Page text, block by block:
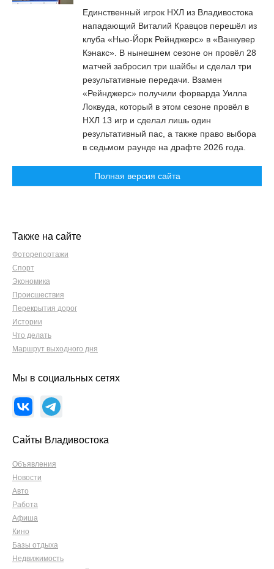
Единственный игрок НХЛ из Владивостока
нападающий Виталий Кравцов перешёл из
клуба «Нью-Йорк Рейнджерс» в «Ванкувер
Кэнакс». В нынешнем сезоне он провёл 28
матчей забросил три шайбы и сделал три
результативные передачи. Взамен
«Рейнджерс» получили форварда Уилла
Локвуда, который в этом сезоне провёл в
НХЛ 13 игр и сделал лишь один
результативный пас, а также право выбора
в седьмом раунде на драфте 2026 года.
Полная версия сайта
Также на сайте
Фоторепортажи
Спорт
Экономика
Происшествия
Перекрытия дорог
Истории
Что делать
Маршрут выходного дня
Мы в социальных сетях
Сайты Владивостока
Объявления
Новости
Авто
Работа
Афиша
Кино
Базы отдыха
Недвижимость